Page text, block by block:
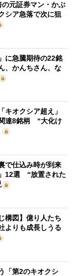
元証券マン・かぶ
シア急落で次に狙
に急騰期待の22銘
、かんちさん、な
キオクシア超え」
連8銘柄 “大化け
で仕込み時が到来
12選 “放置された
構図】億り人たち
よりも成長しうる
「第2のキオクシ